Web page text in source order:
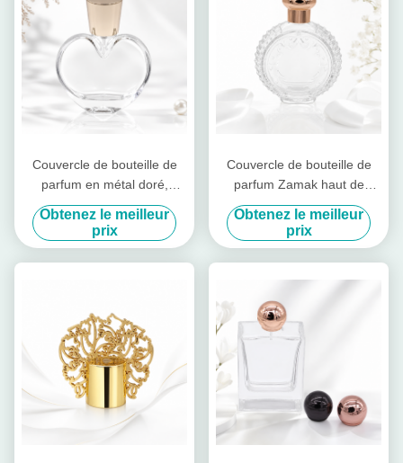
Couvercle de bouteille de
parfum en métal doré,
conception unique, boutons
de bouteille de parfum en
métal
Obtenez le meilleur
prix
Couvercle de bouteille de
parfum Zamak haut de
gamme avec sommet en or
rose en relief, joint étanche
et conception sculptée CNC
Obtenez le meilleur
prix